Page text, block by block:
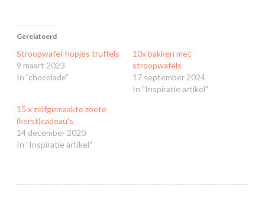
Gerelateerd
Stroopwafel-hopjes truffels
9 maart 2023
In "chocolade"
10x bakken met
stroopwafels
17 september 2024
In "Inspiratie artikel"
15 x zelfgemaakte zoete
(kerst)cadeau’s
14 december 2020
In "Inspiratie artikel"